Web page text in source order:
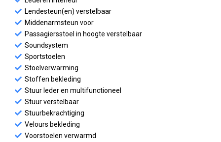
Lendesteun(en) verstelbaar
Middenarmsteun voor
Passagiersstoel in hoogte verstelbaar
Soundsystem
Sportstoelen
Stoelverwarming
Stoffen bekleding
Stuur leder en multifunctioneel
Stuur verstelbaar
Stuurbekrachtiging
Velours bekleding
Voorstoelen verwarmd